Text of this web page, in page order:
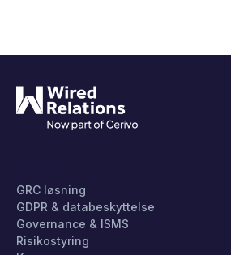
GRC løsning
GDPR & databeskyttelse
Governance & ISMS
Risikostyring